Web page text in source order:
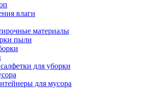
влаги
материалы
пыли
для уборки
для мусора